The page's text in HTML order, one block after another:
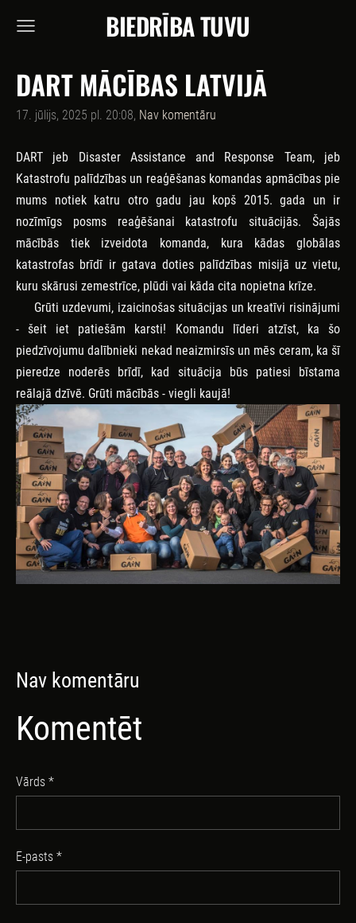
BIEDRĪBA TUVU
DART MĀCĪBAS LATVIJĀ
17. jūlijs, 2025 pl. 20:08, Nav komentāru
DART jeb Disaster Assistance and Response Team, jeb
Katastrofu palīdzības un reaģēšanas komandas apmācības pie
mums notiek katru otro gadu jau kopš 2015. gada un ir
nozīmīgs posms reaģēšanai katastrofu situācijās. Šajās
mācībās tiek izveidota komanda, kura kādas globālas
katastrofas brīdī ir gatava doties palīdzības misijā uz vietu,
kuru skārusi zemestrīce, plūdi vai kāda cita nopietna krīze.
Grūti uzdevumi, izaicinošas situācijas un kreatīvi risinājumi
- šeit iet patiešām karsti! Komandu līderi atzīst, ka šo
piedzīvojumu dalībnieki nekad neaizmirsīs un mēs ceram, ka šī
pieredze noderēs brīdī, kad situācija būs patiesi bīstama
reālajā dzīvē. Grūti mācībās - viegli kaujā!
Nav komentāru
Komentēt
Vārds *
E-pasts *